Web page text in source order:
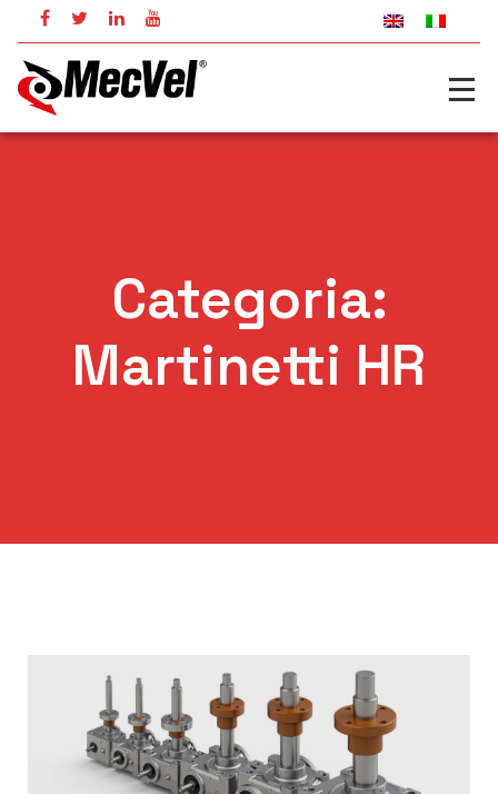
Categoria:
Martinetti HR